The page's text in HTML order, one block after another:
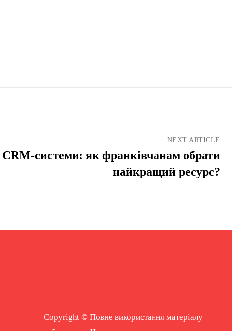
NEXT ARTICLE
CRM-системи: як франківчанам обрати
найкращий ресурс?
Copyright © Повне використання матеріалу